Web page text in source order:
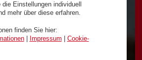
Einstellungen individuell
mehr über diese erfahren.
finden Sie hier:
| Impressum
Cookie-